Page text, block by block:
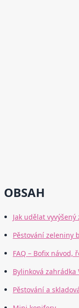
OBSAH
Jak udělat vyvýšený
Pěstování zeleniny
FAQ – Bofix návod,
Bylinková zahrádka
Pěstování a